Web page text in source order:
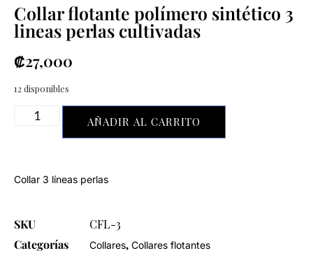
Collar flotante polímero sintético 3
lineas perlas cultivadas
₡27,000
12 disponibles
AÑADIR AL CARRITO
Collar 3 líneas perlas
SKU
CFL-3
Categorías
Collares, Collares flotantes